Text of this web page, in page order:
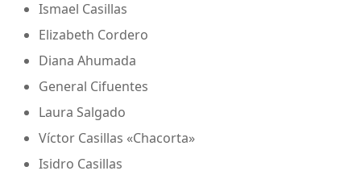
Ismael Casillas
Elizabeth Cordero
Diana Ahumada
General Cifuentes
Laura Salgado
Víctor Casillas «Chacorta»
Isidro Casillas